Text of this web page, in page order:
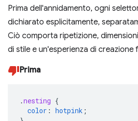
Prima dell'annidamento, ogni
dichiarato esplicitamente,
Ciò comporta ripetizione,
di stile e un'esperienza di creazione
Prima
.nesting {
color : hotpink ;